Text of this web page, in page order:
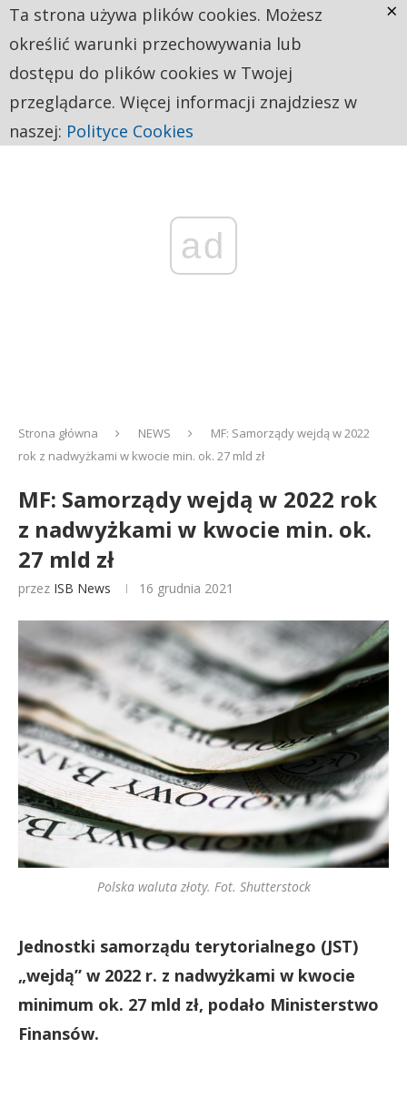
ad
Strona główna NEWS
MF: Samorządy wejdą w 2022
rok z nadwyżkami w kwocie min. ok. 27 mld zł
MF: Samorządy wejdą w 2022 rok
z nadwyżkami w kwocie min. ok.
27 mld zł
przez ISB News 16 grudnia 2021
Polska waluta złoty. Fot. Shutterstock
Jednostki samorządu terytorialnego (JST)
„wejdą” w 2022 r. z nadwyżkami w kwocie
minimum ok. 27 mld zł, podało Ministerstwo
Finansów.
Ta strona używa plików cookies. Możesz
określić warunki przechowywania lub
dostępu do plików cookies w Twojej
przeglądarce. Więcej informacji znajdziesz w
naszej: Polityce Cookies
×